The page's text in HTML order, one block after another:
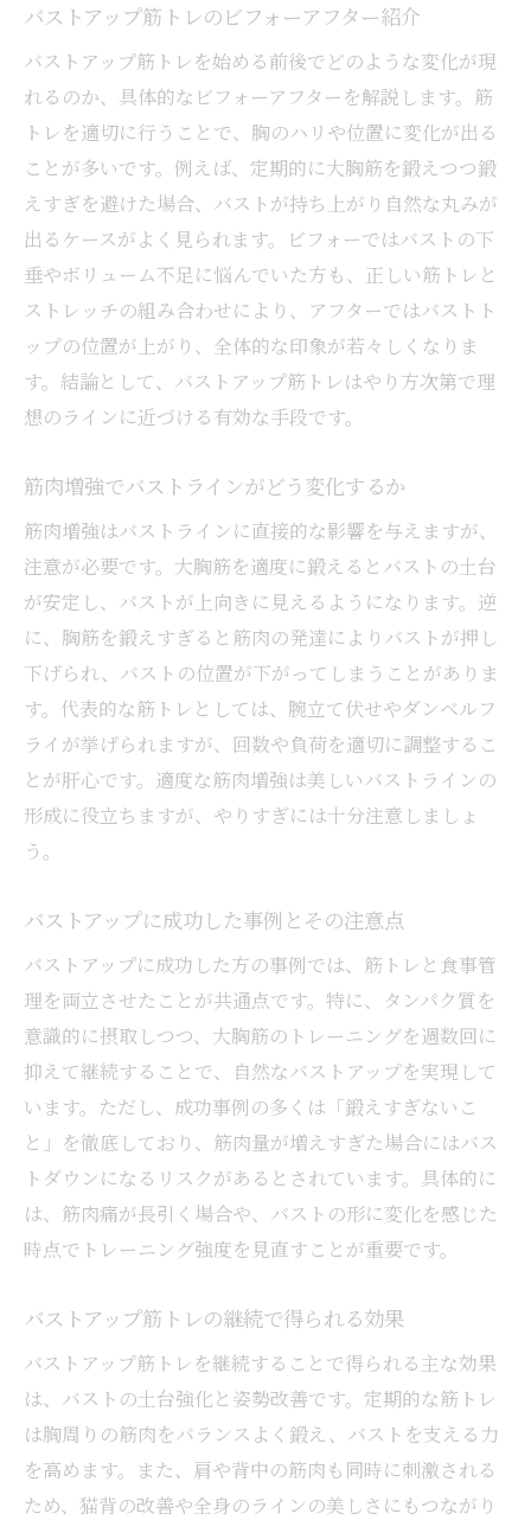
バストアップ筋トレのビフォーアフター紹介
バストアップ筋トレを始める前後でどのような変化が現
れるのか、具体的なビフォーアフターを解説します。筋
トレを適切に行うことで、胸のハリや位置に変化が出る
ことが多いです。例えば、定期的に大胸筋を鍛えつつ鍛
えすぎを避けた場合、バストが持ち上がり自然な丸みが
出るケースがよく見られます。ビフォーではバストの下
垂やボリューム不足に悩んでいた方も、正しい筋トレと
ストレッチの組み合わせにより、アフターではバストト
ップの位置が上がり、全体的な印象が若々しくなりま
す。結論として、バストアップ筋トレはやり方次第で理
想のラインに近づける有効な手段です。
筋肉増強でバストラインがどう変化するか
筋肉増強はバストラインに直接的な影響を与えますが、
注意が必要です。大胸筋を適度に鍛えるとバストの土台
が安定し、バストが上向きに見えるようになります。逆
に、胸筋を鍛えすぎると筋肉の発達によりバストが押し
下げられ、バストの位置が下がってしまうことがありま
す。代表的な筋トレとしては、腕立て伏せやダンベルフ
ライが挙げられますが、回数や負荷を適切に調整するこ
とが肝心です。適度な筋肉増強は美しいバストラインの
形成に役立ちますが、やりすぎには十分注意しましょ
う。
バストアップに成功した事例とその注意点
バストアップに成功した方の事例では、筋トレと食事管
理を両立させたことが共通点です。特に、タンパク質を
意識的に摂取しつつ、大胸筋のトレーニングを週数回に
抑えて継続することで、自然なバストアップを実現して
います。ただし、成功事例の多くは「鍛えすぎないこ
と」を徹底しており、筋肉量が増えすぎた場合にはバス
トダウンになるリスクがあるとされています。具体的に
は、筋肉痛が長引く場合や、バストの形に変化を感じた
時点でトレーニング強度を見直すことが重要です。
バストアップ筋トレの継続で得られる効果
バストアップ筋トレを継続することで得られる主な効果
は、バストの土台強化と姿勢改善です。定期的な筋トレ
は胸周りの筋肉をバランスよく鍛え、バストを支える力
を高めます。また、肩や背中の筋肉も同時に刺激される
ため、猫背の改善や全身のラインの美しさにもつながり